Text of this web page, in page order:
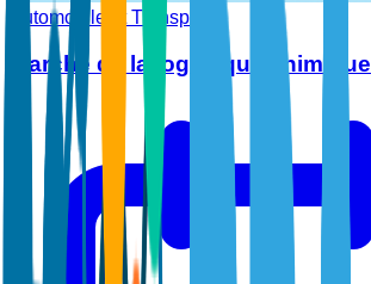
Automobile et Transports
Marché de la logistique chimique